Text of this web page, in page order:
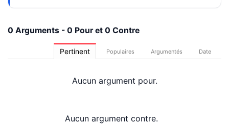
0 Arguments - 0 Pour et 0 Contre
Pertinent Populaires Argumentés Date
Aucun argument pour.
Aucun argument contre.